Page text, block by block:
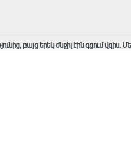
բայց երեկ ժնջիլ էին գցում վզիս.